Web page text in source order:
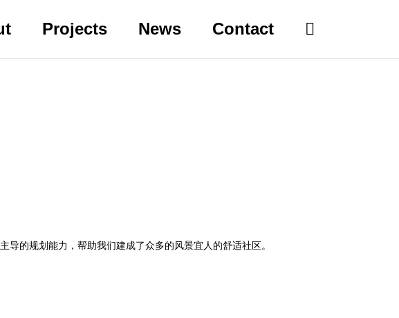
Projects News Contact
的规划能力，帮助我们建成了众多的风景宜人的舒适社区。